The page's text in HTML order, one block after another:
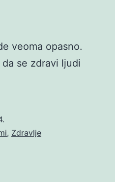
veoma opasno.
se zdravi ljudi
, Zdravlje